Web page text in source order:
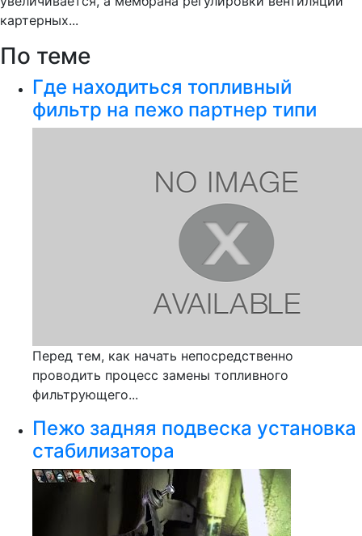
картерных...
По теме
Где находиться топливный
фильтр на пежо партнер типи
Перед тем, как начать непосредственно
проводить процесс замены топливного
фильтрующего...
Пежо задняя подвеска установка
стабилизатора